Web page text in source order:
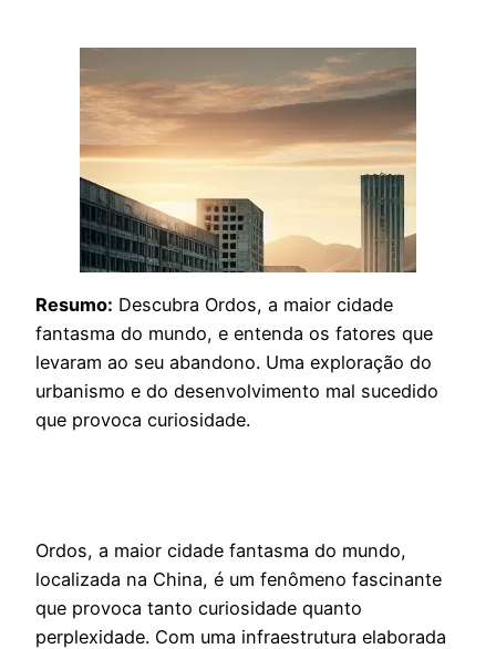
Resumo: Descubra Ordos, a maior cidade
fantasma do mundo, e entenda os fatores que
levaram ao seu abandono. Uma exploração do
urbanismo e do desenvolvimento mal sucedido
que provoca curiosidade.
Ordos, a maior cidade fantasma do mundo,
localizada na China, é um fenômeno fascinante
que provoca tanto curiosidade quanto
perplexidade. Com uma infraestrutura elaborada